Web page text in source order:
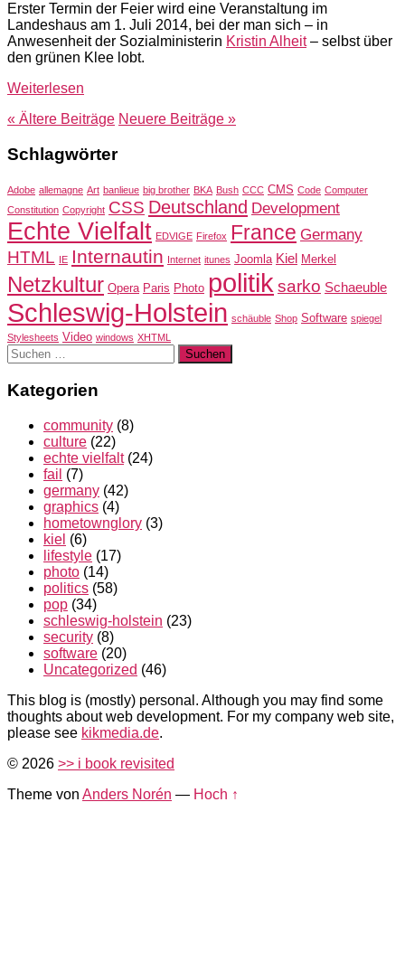
Erster Termin der Feier wird eine Veranstaltung im
Landeshaus am 1. Juli 2014, bei der man sich – in
Anwesenheit der Sozialministerin Kristin Alheit– selbst über
den grünen Klee lobt.
Weiterlesen
« Ältere Beiträge Neuere Beiträge »
Schlagwörter
Adobe allemagne Art banlieue big brother BKA Bush CCC CMS Code Computer
Constitution Copyright CSS Deutschland Development
Echte Vielfalt EDVIGE Firefox France Germany
HTML IE Internautin Internet itunes Joomla Kiel Merkel
Netzkultur Opera Paris Photo politik sarko Schaeuble
Schleswig-Holstein schäuble Shop Software spiegel
Stylesheets Video windows XHTML
Suchen
nach:
Kategorien
community (8)
culture (22)
echte vielfalt(24)
fail (7)
germany (42)
graphics (4)
hometownglory (3)
kiel (6)
lifestyle (17)
photo (14)
politics (58)
pop (34)
schleswig-holstein (23)
security (8)
software (20)
Uncategorized (46)
This blog is (mostly) personal. Although you may find some
thoughts about web development. For my company web site,
please see kikmedia.de.
© 2026 >> i book revisited
Theme von Anders Norén — Hoch ↑